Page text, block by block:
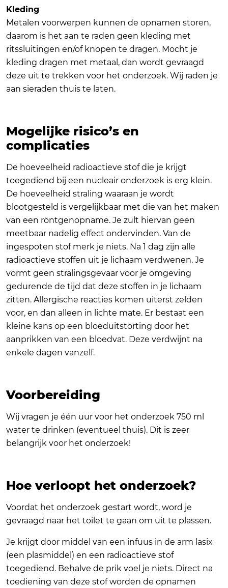
Kleding
Metalen voorwerpen kunnen de opnamen storen,
daarom is het aan te raden geen kleding met
ritssluitingen en/of knopen te dragen. Mocht je
kleding dragen met metaal, dan wordt gevraagd
deze uit te trekken voor het onderzoek. Wij raden je
aan sieraden thuis te laten.
Mogelijke risico’s en
complicaties
De hoeveelheid radioactieve stof die je krijgt
toegediend bij een nucleair onderzoek is erg klein.
De hoeveelheid straling waaraan je wordt
blootgesteld is vergelijkbaar met die van het maken
van een röntgenopname. Je zult hiervan geen
meetbaar nadelig effect ondervinden. Van de
ingespoten stof merk je niets. Na 1 dag zijn alle
radioactieve stoffen uit je lichaam verdwenen. Je
vormt geen stralingsgevaar voor je omgeving
gedurende de tijd dat deze stoffen in je lichaam
zitten. Allergische reacties komen uiterst zelden
voor, en dan alleen in lichte mate. Er bestaat een
kleine kans op een bloeduitstorting door het
aanprikken van een bloedvat. Deze verdwijnt na
enkele dagen vanzelf.
Voorbereiding
Wij vragen je één uur voor het onderzoek 750 ml
water te drinken (eventueel thuis). Dit is zeer
belangrijk voor het onderzoek!
Hoe verloopt het onderzoek?
Voordat het onderzoek gestart wordt, word je
gevraagd naar het toilet te gaan om uit te plassen.
Je krijgt door middel van een infuus in de arm lasix
(een plasmiddel) en een radioactieve stof
toegediend. Behalve de prik voel je niets. Direct na
toediening van deze stof worden de opnamen